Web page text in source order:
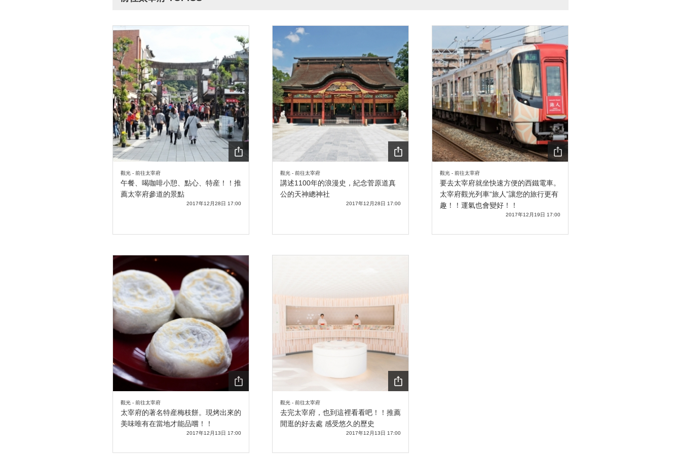
RE
觀光 - 前往太宰府
午餐、喝咖啡小憩、點心、特産！！推
薦太宰府參道的景點
2017年12月28日 17:00
RE
觀光 - 前往太宰府
講述1100年的浪漫史，紀念菅原道真
公的天神總神社
2017年12月28日 17:00
RE
觀光 - 前往太宰府
要去太宰府就坐快速方便的西鐵電車。
太宰府觀光列車“旅人”讓您的旅行更有
趣！！運氣也會變好！！
2017年12月19日 17:00
RE
觀光 - 前往太宰府
太宰府的著名特産梅枝餅。現烤出來的
美味唯有在當地才能品嚐！！
2017年12月13日 17:00
RE
觀光 - 前往太宰府
去完太宰府，也到這裡看看吧！！推薦
閒逛的好去處 感受悠久的歷史
2017年12月13日 17:00